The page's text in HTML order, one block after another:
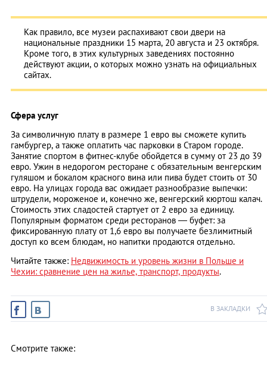
Как правило, все музеи распахивают свои двери на
национальные праздники 15 марта, 20 августа и 23 октября.
Кроме того, в этих культурных заведениях постоянно
действуют акции, о которых можно узнать на официальных
сайтах.
Сфера услуг
За символичную плату в размере 1 евро вы сможете купить
гамбургер, а также оплатить час парковки в Старом городе.
Занятие спортом в фитнес-клубе обойдется в сумму от 23 до 39
евро. Ужин в недорогом ресторане с обязательным венгерским
гуляшом и бокалом красного вина или пива будет стоить от 30
евро. На улицах города вас ожидает разнообразие выпечки:
штрудели, мороженое и, конечно же, венгерский кюртош калач.
Стоимость этих сладостей стартует от 2 евро за единицу.
Популярным форматом среди ресторанов — буфет: за
фиксированную плату от 1,6 евро вы получаете безлимитный
доступ ко всем блюдам, но напитки продаются отдельно.
Читайте также: Недвижимость и уровень жизни в Польше и
Чехии: сравнение цен на жилье, транспорт, продукты.
В ЗАКЛАДКИ
Смотрите также: